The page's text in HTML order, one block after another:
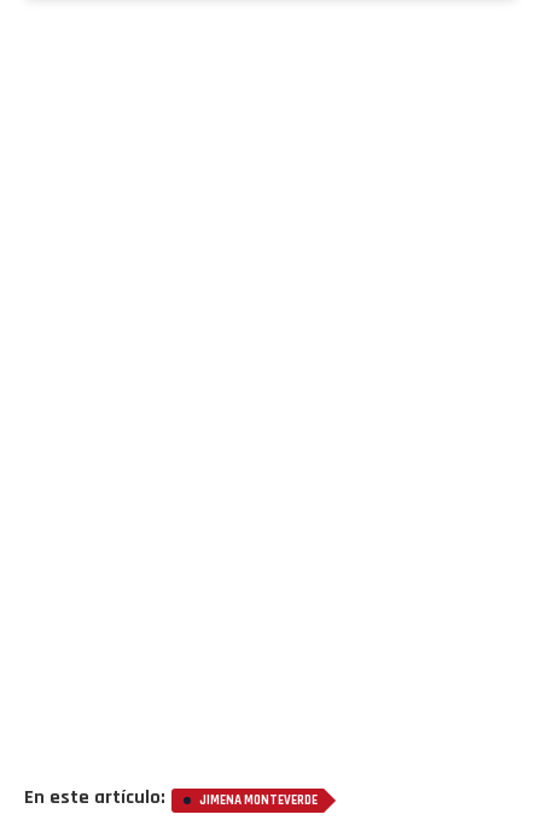
En este artículo: JIMENA MONTEVERDE